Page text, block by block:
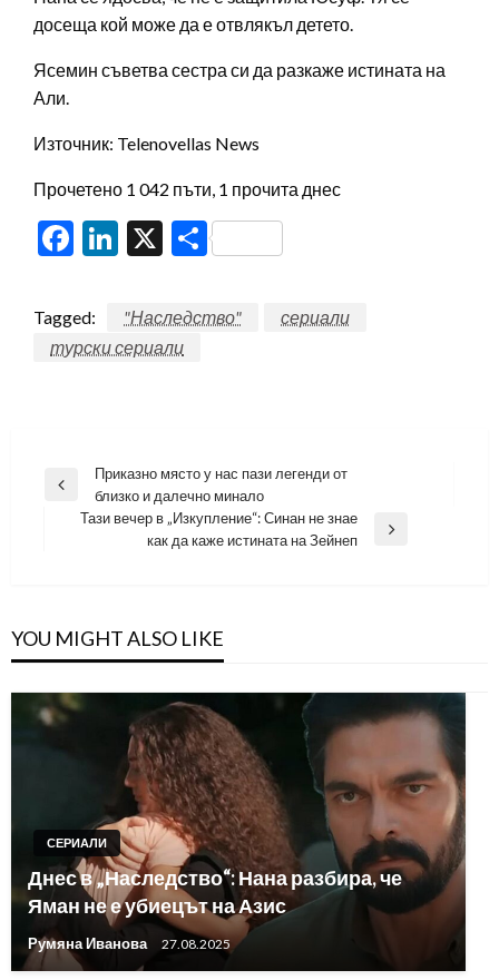
досеща кой може да е отвлякъл детето.
Ясемин съветва сестра си да разкаже истината на
Али.
Източник: Telenovellas News
Прочетено 1 042 пъти, 1 прочита днес
Facebook
LinkedIn
X Share
Tagged: "Наследство"
сериали
турски сериали
Навигация
Previous
Приказно място у нас пази легенди от
близко и далечно минало
Тази вечер в „Изкупление“: Синан не знае
как да каже истината на Зейнеп
YOU MIGHT ALSO LIKE
СЕРИАЛИ
Днес в „Наследство“: Нана разбира, че
Яман не е убиецът на Азис
Румяна Иванова 27.08.2025